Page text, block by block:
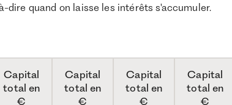
dire quand on laisse les intérêts s'accumuler.
Capital
total en
€
Capital
total en
€
Capital
total en
€
Capital
total en
€